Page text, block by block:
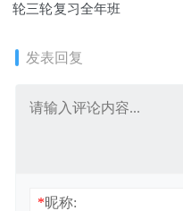
轮三轮复习全年班
发表回复
*昵称: